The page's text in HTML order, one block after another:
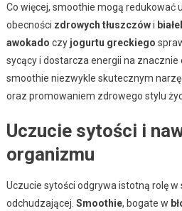
Co więcej, smoothie mogą redukować
obecności zdrowych tłuszczówi
awokado czy jogurtu greckiego
sycący i dostarcza energii na znacznie
smoothie niezwykle skutecznym
oraz promowaniem zdrowego stylu
Uczucie sytości i
organizmu
Uczucie sytości odgrywa istotną rolę w
odchudzającej. Smoothie, bogate w